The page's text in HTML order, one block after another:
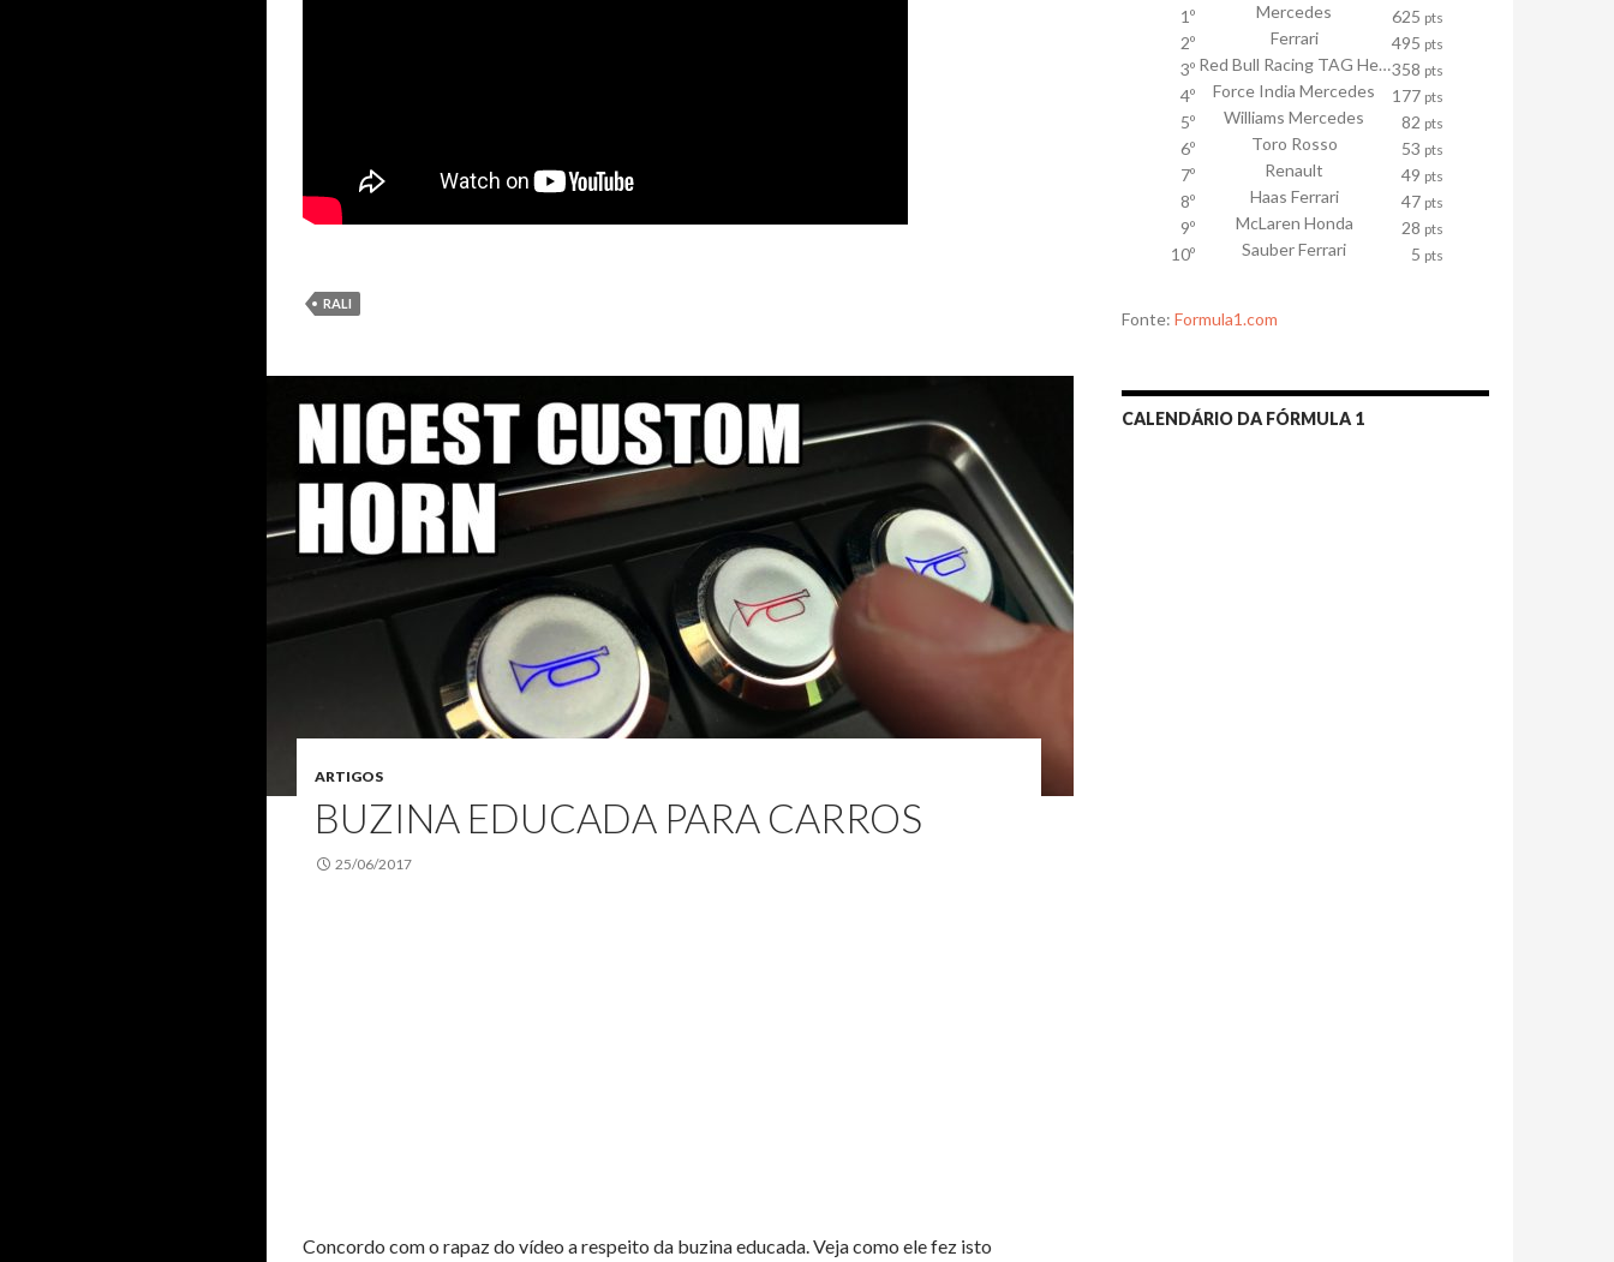
RALI
ARTIGOS
BUZINA EDUCADA PARA CARROS
25/06/2017
Concordo com o rapaz do vídeo a respeito da buzina educada. Veja como ele fez isto
1º Mercedes 625 pts
2º Ferrari 495 pts
3º Red Bull Racing TAG Heuer358 pts
4º Force India Mercedes 177 pts
5º Williams Mercedes 82 pts
6º Toro Rosso 53 pts
7º Renault 49 pts
8º Haas Ferrari 47 pts
9º McLaren Honda 28 pts
10º Sauber Ferrari 5 pts
Fonte: Formula1.com
CALENDÁRIO DA FÓRMULA 1